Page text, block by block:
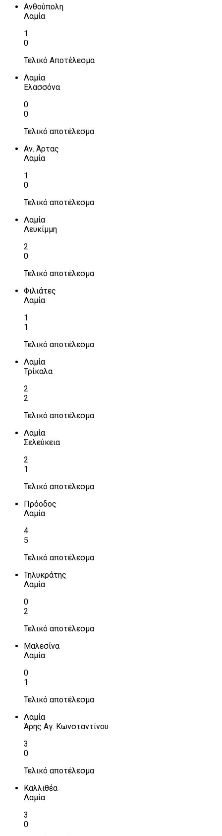
Ανθούπολη
Λαμία
1
0
Τελικό Αποτέλεσμα
Λαμία
Ελασσόνα
0
0
Τελικό αποτέλεσμα
Αν. Άρτας
Λαμία
1
0
Τελικό αποτέλεσμα
Λαμία
Λευκίμμη
2
0
Τελικό αποτέλεσμα
Φιλιάτες
Λαμία
1
1
Τελικό αποτέλεσμα
Λαμία
Τρίκαλα
2
2
Τελικό αποτέλεσμα
Λαμία
Σελεύκεια
2
1
Τελικό αποτέλεσμα
Πρόοδος
Λαμία
4
5
Τελικό αποτέλεσμα
Τηλυκράτης
Λαμία
0
2
Τελικό αποτέλεσμα
Μαλεσίνα
Λαμία
0
1
Τελικό αποτέλεσμα
Λαμία
Άρης Αγ. Κωνσταντίνου
3
0
Τελικό αποτέλεσμα
Καλλιθέα
Λαμία
3
0